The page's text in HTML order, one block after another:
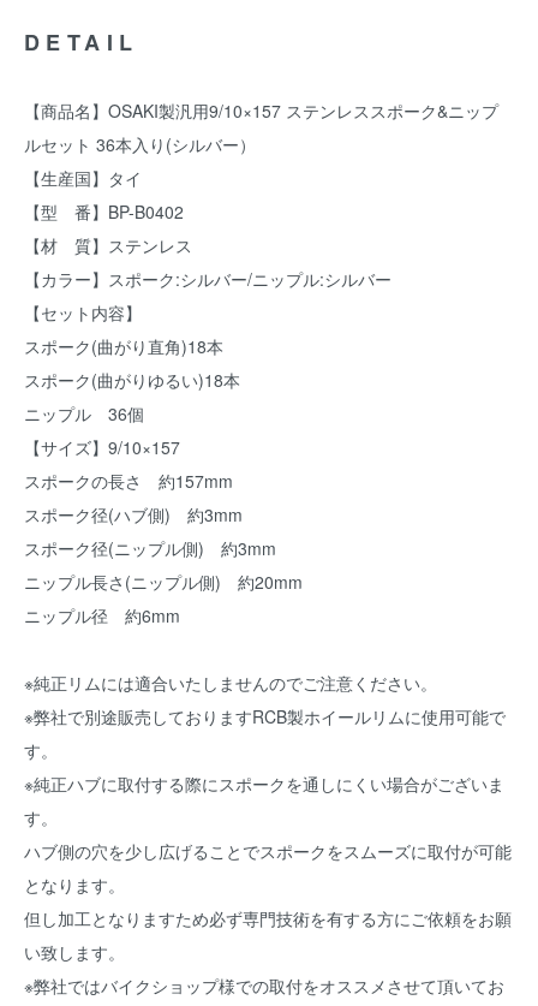
DETAIL
【商品名】OSAKI製汎用9/10×157 ステンレススポーク&ニップ
ルセット 36本入り(シルバー）
【生産国】タイ
【型 番】BP-B0402
【材 質】ステンレス
【カラー】スポーク:シルバー/ニップル:シルバー
【セット内容】
スポーク(曲がり直角)18本
スポーク(曲がりゆるい)18本
ニップル 36個
【サイズ】9/10×157
スポークの長さ 約157mm
スポーク径(ハブ側) 約3mm
スポーク径(ニップル側) 約3mm
ニップル長さ(ニップル側) 約20mm
ニップル径 約6mm
※純正リムには適合いたしませんのでご注意ください。
※弊社で別途販売しておりますRCB製ホイールリムに使用可能で
す。
※純正ハブに取付する際にスポークを通しにくい場合がございま
す。
ハブ側の穴を少し広げることでスポークをスムーズに取付が可能
となります。
但し加工となりますため必ず専門技術を有する方にご依頼をお願
い致します。
※弊社ではバイクショップ様での取付をオススメさせて頂いてお